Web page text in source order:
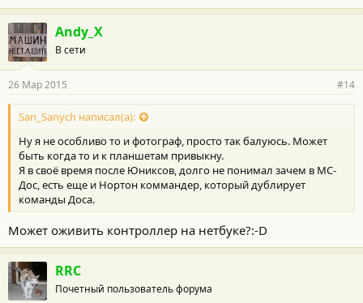
Andy_X
В сети
26 Мар 2015 #14
San_Sanych написал(а):
Ну я не особливо то и фотограф, просто так балуюсь. Может
быть когда то и к планшетам привыкну.
Я в своё время после Юниксов, долго не понимал зачем в МС-
Дос, есть еще и Нортон коммандер, который дублирует
команды Доса.
Может оживить контроллер на нетбуке?:-D
RRC
Почетный пользователь форума